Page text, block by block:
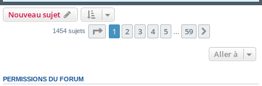
Nouveau sujet
1454 sujets Page 1sur59
1 2 3 4 5 59
Aller à
PERMISSIONS DU FORUM